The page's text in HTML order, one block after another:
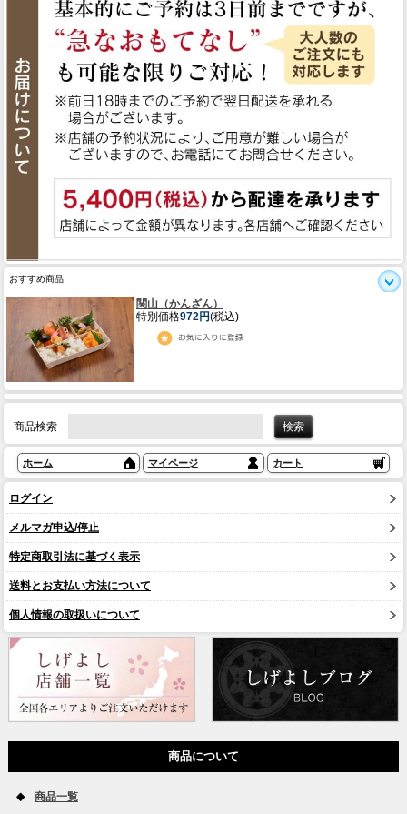
おすすめ商品
関山（かんざん）
特別価格972円(税込)
商品検索
ホーム マイページ カート
ログイン
メルマガ申込/停止
特定商取引法に基づく表示
送料とお支払い方法について
個人情報の取扱いについて
商品について
商品一覧